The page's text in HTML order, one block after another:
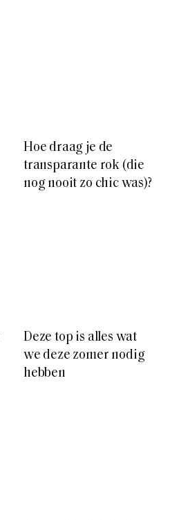
Hoe draag je de
transparante rok (die
nog nooit zo chic was)?
Deze top is alles wat
we deze zomer nodig
hebben